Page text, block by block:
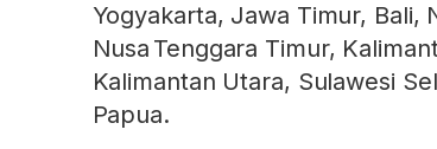
Yogyakarta, Jawa Timur, Bali,
Nusa Tenggara Timur,
Kalimantan Utara, Sulawesi
Papua.